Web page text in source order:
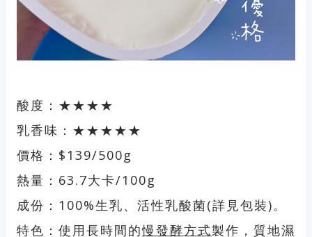
酸度：★★★★
乳香味：★★★★★
價格：$139/500g
熱量：63.7大卡/100g
成份：100%生乳、活性乳酸菌(詳見包裝)。
特色：使用長時間的慢發酵方式製作，質地濕